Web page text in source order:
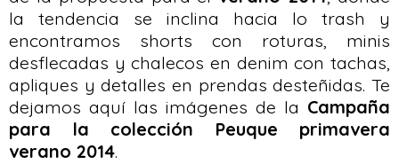
la tendencia se inclina hacia lo trash y
encontramos shorts con roturas, minis
desflecadas y chalecos en denim con tachas,
apliques y detalles en prendas desteñidas. Te
dejamos aquí las imágenes de la Campaña
para la colección Peuque primavera
verano 2014.